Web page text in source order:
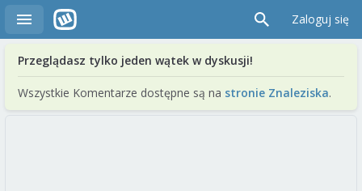
Zaloguj się
Przeglądasz tylko jeden wątek w dyskusji!
Wszystkie Komentarze dostępne są na stronie Znaleziska.